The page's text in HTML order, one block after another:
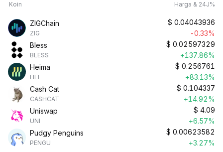
Koin Harga & 24J%
ZIGChain
ZIG
$ 0.04043936
-0.33%
Bless
BLESS
$ 0.02597329
+137.86%
Heima
HEI
$ 0.256761
+83.13%
Cash Cat
CASHCAT
$ 0.104337
+14.92%
Uniswap
UNI
$ 4.09
+6.57%
Pudgy Penguins
PENGU
$ 0.00623582
+3.27%